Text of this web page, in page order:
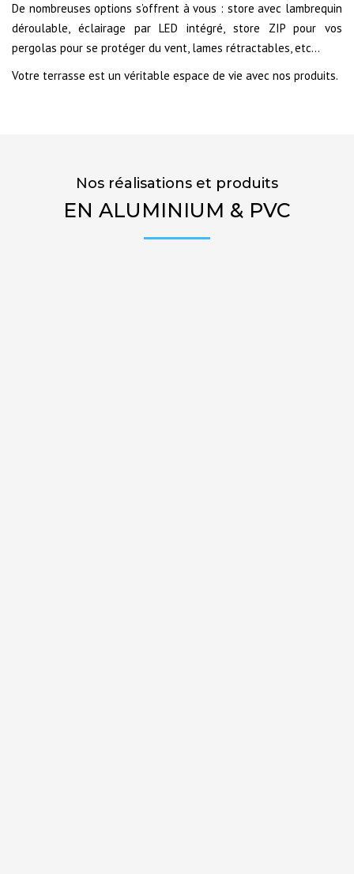
De nombreuses options s’offrent à vous : store avec lambrequin
déroulable, éclairage par LED intégré, store ZIP pour vos
pergolas pour se protéger du vent, lames rétractables, etc…
Votre terrasse est un véritable espace de vie avec nos produits.
Nos réalisations et produits
EN ALUMINIUM & PVC